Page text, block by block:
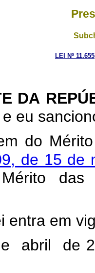
LEI Nº
DA
eu
do Mérito
de 15 de
das
entra em
abril de